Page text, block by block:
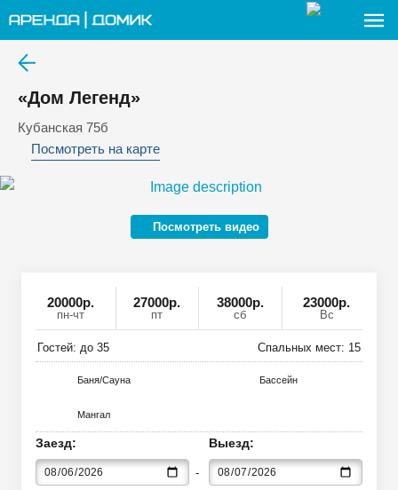
«Дом Легенд»
Кубанская 75б
Посмотреть на карте
Посмотреть видео
20000р.
пн-чт
27000р.
пт
38000р.
сб
23000р.
Вс
Гостей: до 35 Спальных мест: 15
Баня/Сауна Басcейн
Мангал
Заезд: Выезд: